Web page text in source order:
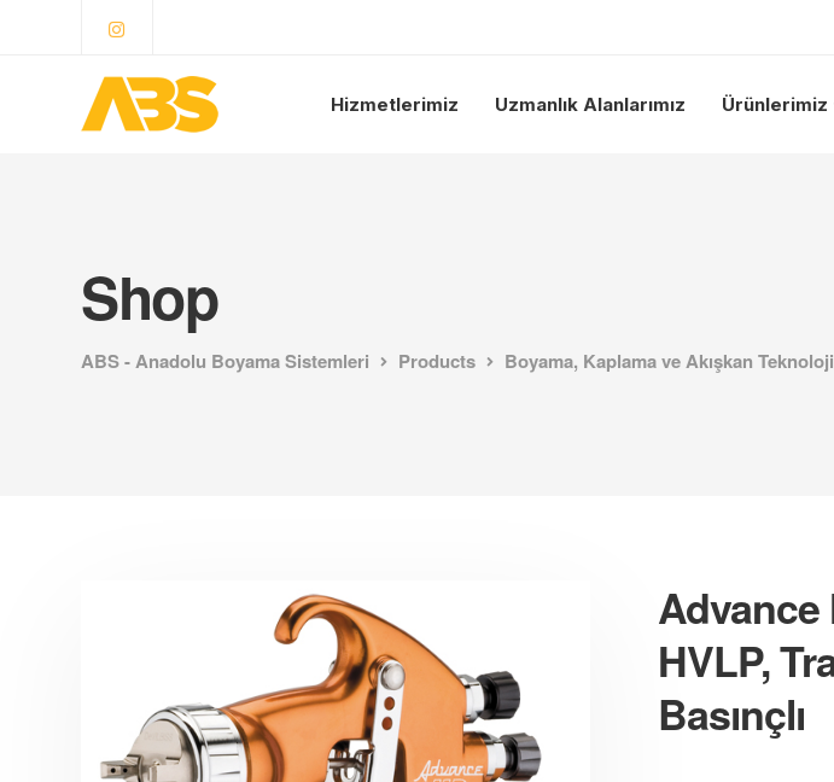
Hizmetlerimiz Uzmanlık Alanlarımız Ürünlerimiz
Shop
ABS - Anadolu Boyama Sistemleri Products Boyama, Kaplama ve Akışkan
Advance
HVLP,
Basınçlı